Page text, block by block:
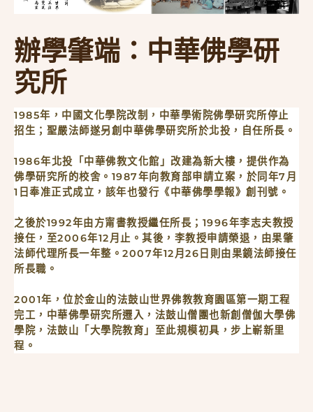
辦學肇端：中華佛學研
究所
1985年，中國文化學院改制，中華學術院佛學研究所停止
招生；聖嚴法師遂另創中華佛學研究所於北投，自任所長。
1986年北投「中華佛教文化館」改建為新大樓，提供作為
佛學研究所的校舍。1987年向教育部申請立案，於同年7月
1日奉准正式成立，該年也發行《中華佛學學報》創刊號。
之後於1992年由方甯書教授繼任所長；1996年李志夫教授
接任，至2006年12月止。其後，李教授申請榮退，由果肇
法師代理所長一年整。2007年12月26日則由果鏡法師接任
所長職。
2001年，位於金山的法鼓山世界佛教教育園區第一期工程
完工，中華佛學研究所遷入，法鼓山僧團也新創僧伽大學佛
學院，法鼓山「大學院教育」至此規模初具，步上嶄新里
程。